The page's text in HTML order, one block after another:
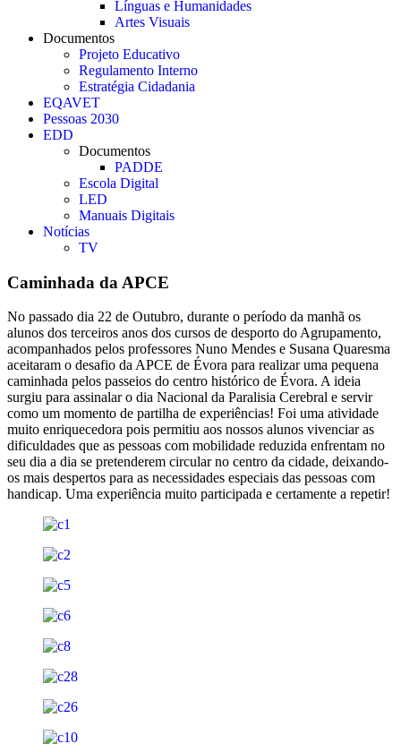
Línguas e Humanidades
Artes Visuais
Documentos
Projeto Educativo
Regulamento Interno
Estratégia Cidadania
EQAVET
Pessoas 2030
EDD
Documentos
PADDE
Escola Digital
LED
Manuais Digitais
Notícias
TV
Caminhada da APCE
No passado dia 22 de Outubro, durante o período da manhã os
alunos dos terceiros anos dos cursos de desporto do Agrupamento,
acompanhados pelos professores Nuno Mendes e Susana Quaresma
aceitaram o desafio da APCE de Évora para realizar uma pequena
caminhada pelos passeios do centro histórico de Évora. A ideia
surgiu para assinalar o dia Nacional da Paralisia Cerebral e servir
como um momento de partilha de experiências! Foi uma atividade
muito enriquecedora pois permitiu aos nossos alunos vivenciar as
dificuldades que as pessoas com mobilidade reduzida enfrentam no
seu dia a dia se pretenderem circular no centro da cidade, deixando-
os mais despertos para as necessidades especiais das pessoas com
handicap. Uma experiência muito participada e certamente a repetir!